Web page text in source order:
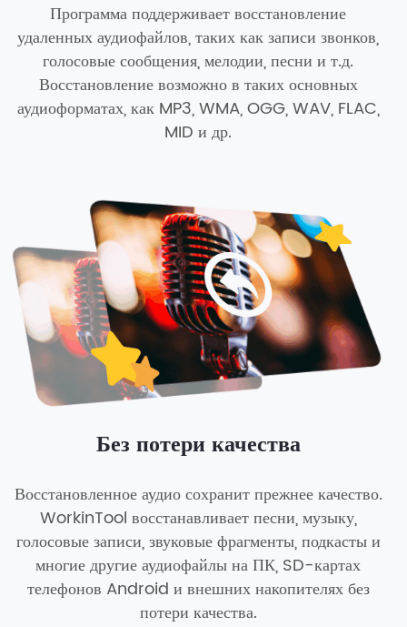
Программа поддерживает восстановление
удаленных аудиофайлов, таких как записи звонков,
голосовые сообщения, мелодии, песни и т.д.
Восстановление возможно в таких основных
аудиоформатах, как MP3, WMA, OGG, WAV, FLAC,
MID и др.
Без потери качества
Восстановленное аудио сохранит прежнее качество.
WorkinTool восстанавливает песни, музыку,
голосовые записи, звуковые фрагменты, подкасты и
многие другие аудиофайлы на ПК, SD-картах
телефонов Android и внешних накопителях без
потери качества.